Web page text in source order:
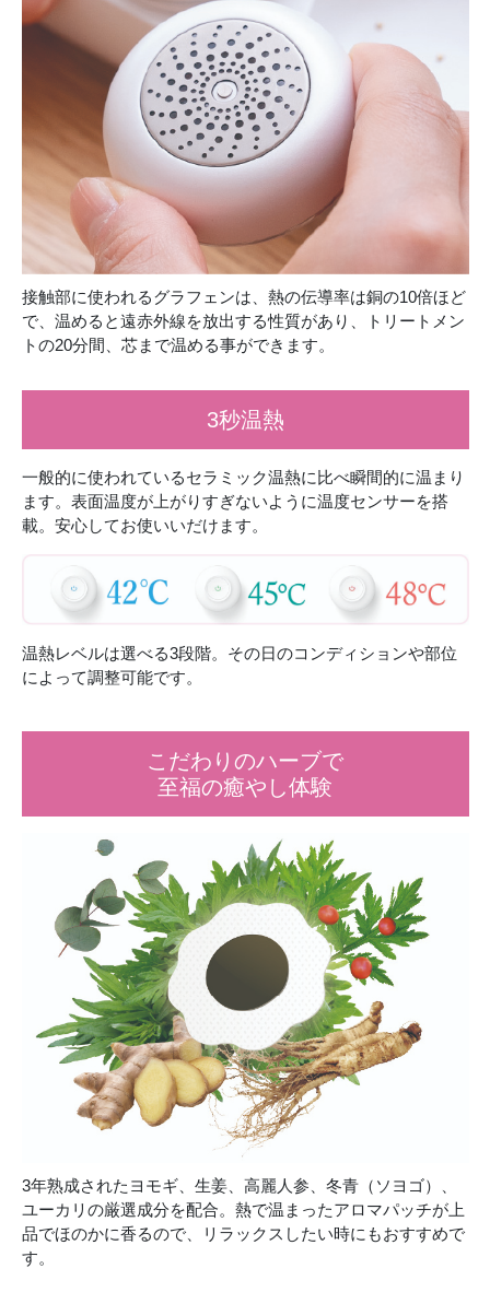
接触部に使われるグラフェンは、熱の伝導率は銅の10倍ほど
で、温めると遠赤外線を放出する性質があり、トリートメン
トの20分間、芯まで温める事ができます。
3秒温熱
一般的に使われているセラミック温熱に比べ瞬間的に温まり
ます。表面温度が上がりすぎないように温度センサーを搭
載。安心してお使いいだけます。
温熱レベルは選べる3段階。その日のコンディションや部位
によって調整可能です。
こだわりのハーブで
至福の癒やし体験
3年熟成されたヨモギ、生姜、高麗人参、冬青（ソヨゴ）、
ユーカリの厳選成分を配合。熱で温まったアロマパッチが上
品でほのかに香るので、リラックスしたい時にもおすすめで
す。